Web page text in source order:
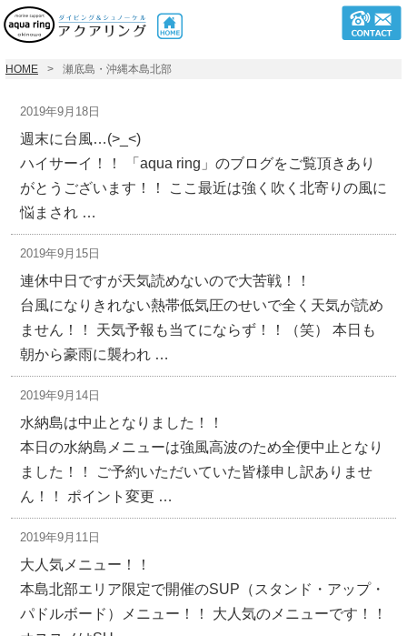
HOME 瀬底島・沖縄本島北部
2019年9月18日
週末に台風…(>_<)
ハイサーイ！！ 「aqua ring」のブログをご覧頂きあり
がとうございます！！ ここ最近は強く吹く北寄りの風に
悩まされ …
2019年9月15日
連休中日ですが天気読めないので大苦戦！！
台風になりきれない熱帯低気圧のせいで全く天気が読め
ません！！ 天気予報も当てにならず！！（笑） 本日も
朝から豪雨に襲われ …
2019年9月14日
水納島は中止となりました！！
本日の水納島メニューは強風高波のため全便中止となり
ました！！ ご予約いただいていた皆様申し訳ありませ
ん！！ ポイント変更 …
2019年9月11日
大人気メニュー！！
本島北部エリア限定で開催のSUP（スタンド・アップ・
パドルボード）メニュー！！ 大人気のメニューです！！